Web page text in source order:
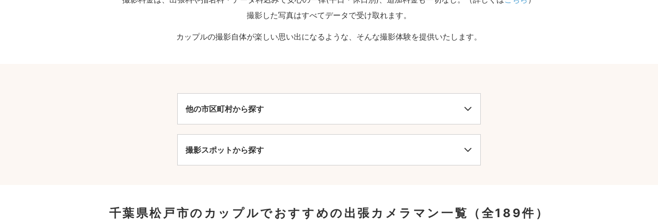
撮影した写真はすべてデータで受け取れます。
カップルの撮影自体が楽しい思い出になるような、そんな撮影体験を提供いたします。
他の市区町村から探す
撮影スポットから探す
千葉県松戸市のカップルでおすすめの出張カメラマン一覧 （全189件）